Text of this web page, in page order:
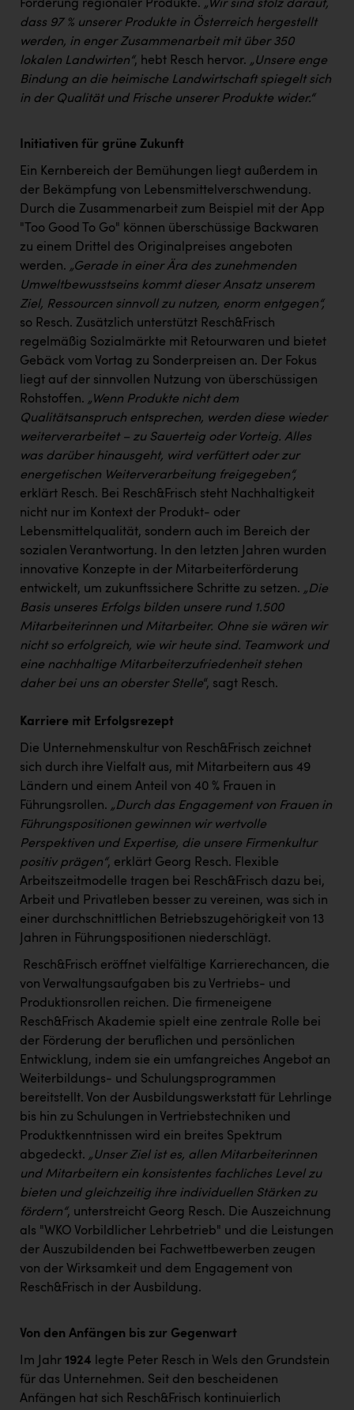
Förderung regionaler Produkte. „Wir sind stolz darauf,
dass 97 % unserer Produkte in Österreich hergestellt
werden, in enger Zusammenarbeit mit über 350
lokalen Landwirten“, hebt Resch hervor. „Unsere enge
Bindung an die heimische Landwirtschaft spiegelt sich
in der Qualität und Frische unserer Produkte wider.“
Initiativen für grüne Zukunft
Ein Kernbereich der Bemühungen liegt außerdem in
der Bekämpfung von Lebensmittelverschwendung.
Durch die Zusammenarbeit zum Beispiel mit der App
"Too Good To Go" können überschüssige Backwaren
zu einem Drittel des Originalpreises angeboten
werden. „Gerade in einer Ära des zunehmenden
Umweltbewusstseins kommt dieser Ansatz unserem
Ziel, Ressourcen sinnvoll zu nutzen, enorm entgegen“,
so Resch. Zusätzlich unterstützt Resch&Frisch
regelmäßig Sozialmärkte mit Retourwaren und bietet
Gebäck vom Vortag zu Sonderpreisen an. Der Fokus
liegt auf der sinnvollen Nutzung von überschüssigen
Rohstoffen. „Wenn Produkte nicht dem
Qualitätsanspruch entsprechen, werden diese wieder
weiterverarbeitet – zu Sauerteig oder Vorteig. Alles
was darüber hinausgeht, wird verfüttert oder zur
energetischen Weiterverarbeitung freigegeben“,
erklärt Resch. Bei Resch&Frisch steht Nachhaltigkeit
nicht nur im Kontext der Produkt- oder
Lebensmittelqualität, sondern auch im Bereich der
sozialen Verantwortung. In den letzten Jahren wurden
innovative Konzepte in der Mitarbeiterförderung
entwickelt, um zukunftssichere Schritte zu setzen. „Die
Basis unseres Erfolgs bilden unsere rund 1.500
Mitarbeiterinnen und Mitarbeiter. Ohne sie wären wir
nicht so erfolgreich, wie wir heute sind. Teamwork und
eine nachhaltige Mitarbeiterzufriedenheit stehen
daher bei uns an oberster Stelle“, sagt Resch.
Karriere mit Erfolgsrezept
Die Unternehmenskultur von Resch&Frisch zeichnet
sich durch ihre Vielfalt aus, mit Mitarbeitern aus 49
Ländern und einem Anteil von 40 % Frauen in
Führungsrollen. „Durch das Engagement von Frauen in
Führungspositionen gewinnen wir wertvolle
Perspektiven und Expertise, die unsere Firmenkultur
positiv prägen“, erklärt Georg Resch. Flexible
Arbeitszeitmodelle tragen bei Resch&Frisch dazu bei,
Arbeit und Privatleben besser zu vereinen, was sich in
einer durchschnittlichen Betriebszugehörigkeit von 13
Jahren in Führungspositionen niederschlägt.
Resch&Frisch eröffnet vielfältige Karrierechancen, die
von Verwaltungsaufgaben bis zu Vertriebs- und
Produktionsrollen reichen. Die firmeneigene
Resch&Frisch Akademie spielt eine zentrale Rolle bei
der Förderung der beruflichen und persönlichen
Entwicklung, indem sie ein umfangreiches Angebot an
Weiterbildungs- und Schulungsprogrammen
bereitstellt. Von der Ausbildungswerkstatt für Lehrlinge
bis hin zu Schulungen in Vertriebstechniken und
Produktkenntnissen wird ein breites Spektrum
abgedeckt. „Unser Ziel ist es, allen Mitarbeiterinnen
und Mitarbeitern ein konsistentes fachliches Level zu
bieten und gleichzeitig ihre individuellen Stärken zu
fördern“, unterstreicht Georg Resch. Die Auszeichnung
als "WKO Vorbildlicher Lehrbetrieb" und die Leistungen
der Auszubildenden bei Fachwettbewerben zeugen
von der Wirksamkeit und dem Engagement von
Resch&Frisch in der Ausbildung.
Von den Anfängen bis zur Gegenwart
Im Jahr 1924 legte Peter Resch in Wels den Grundstein
für das Unternehmen. Seit den bescheidenen
Anfängen hat sich Resch&Frisch kontinuierlich